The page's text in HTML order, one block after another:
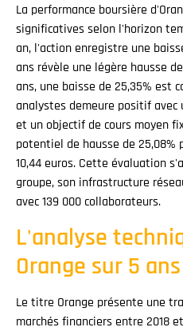
La performance boursière
significatives selon l'horizon
an, l'action enregistre une
ans révèle une légère hausse
ans, une baisse de 25,35% est
analystes demeure positif avec
et un objectif de cours moyen
potentiel de hausse de 25,08%
10,44 euros. Cette évaluation
groupe, son infrastructure
avec 139 000 collaborateurs.
L'analyse
Orange sur 5 ans
Le titre Orange présente une
marchés financiers entre 2018